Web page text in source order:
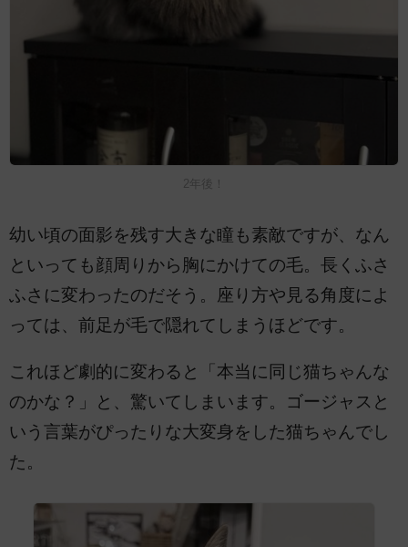
2年後！
幼い頃の面影を残す大きな瞳も素敵ですが、なん
といっても顔周りから胸にかけての毛。長くふさ
ふさに変わったのだそう。座り方や見る角度によ
っては、前足が毛で隠れてしまうほどです。
これほど劇的に変わると「本当に同じ猫ちゃんな
のかな？」と、驚いてしまいます。ゴージャスと
いう言葉がぴったりな大変身をした猫ちゃんでし
た。